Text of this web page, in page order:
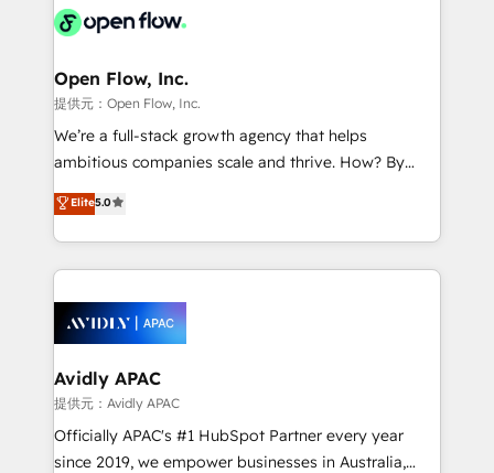
things are happening.
integrated buyers journey. Elixir is located in
and Stockholm Elixir is a first mover and leader
when it comes to HubSpot sales and service
implementations, highly renowned for our business
acumen, process (re-)design experience and a
integrate HubSpot with complex solutions like SAP,
MicroSoft, custom solutions,... Our company also has
execution, CPQ, customer portals and HubSpot CMS
Open Flow, Inc.
提供元：Open Flow, Inc.
We’re a full-stack growth agency that helps
ambitious companies scale and thrive. How? By
upgrading and streamlining every single revenue-
generating aspect of your business. We’re proud
HubSpot Elite Solutions Partners and devout CRM
nerds who can harness HubSpot’s custom digital
experience. Working hand-in-hand with your team,
we’ll assemble a RevOps machine that drives more
traffic, generates better leads and crushes your
revenue goals. We've worked with thousands of
HubSpot customers and we'd love to work with you
too! Clients come to us for: Advanced CRM solutions
Elite5.0
Avidly APAC
提供元：Avidly APAC
Officially APAC's #1 HubSpot Partner every year
since 2019, we empower businesses in Australia,